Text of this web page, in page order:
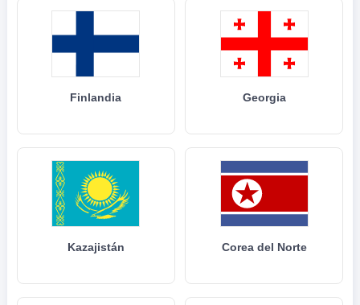
Finlandia Georgia
Kazajistán Corea del Norte